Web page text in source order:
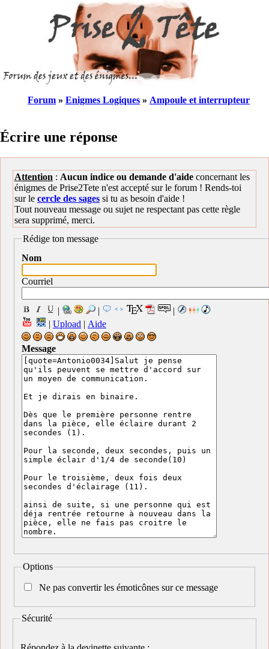
Forum » Enigmes Logiques » Ampoule et interrupteur
Écrire une réponse
Attention : Aucun indice ou demande d'aide concernant les
énigmes de Prise2Tete n'est accepté sur le forum ! Rends-toi
sur le cercle des sages si tu as besoin d'aide !
Tout nouveau message ou sujet ne respectant pas cette règle
sera supprimé, merci.
Rédige ton message
Nom
Courriel
| |
|
| Upload | Aide
Message
Options
Ne pas convertir les émoticônes sur ce message
Sécurité